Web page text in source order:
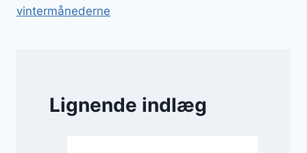
vintermånederne
Lignende indlæg